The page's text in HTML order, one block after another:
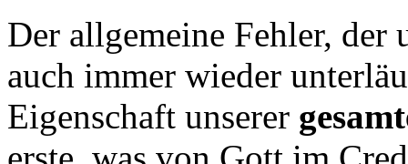
Der allgemeine Fehler, der
auch immer wieder
Eigenschaft unserer